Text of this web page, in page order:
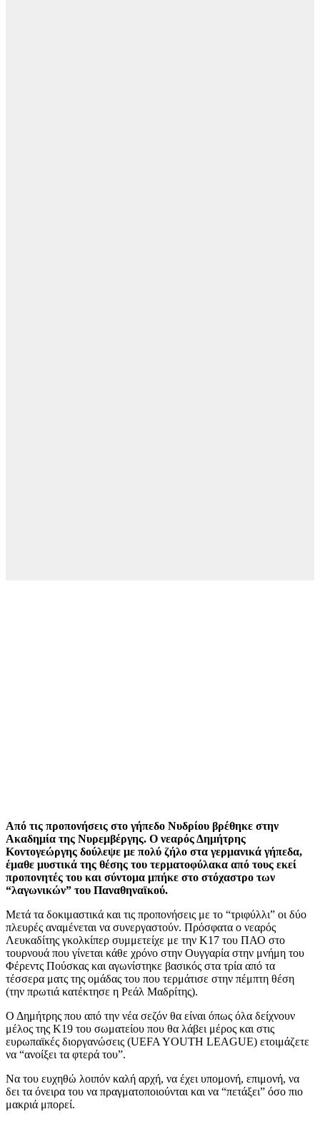
Από τις προπονήσεις στο γήπεδο Νυδρίου βρέθηκε στην
Ακαδημία της Νυρεμβέργης. Ο νεαρός Δημήτρης
Κοντογεώργης δούλεψε με πολύ ζήλο στα γερμανικά γήπεδα,
έμαθε μυστικά της θέσης του τερματοφύλακα από τους εκεί
προπονητές του και σύντομα μπήκε στο στόχαστρο των
“λαγωνικών” του Παναθηναϊκού.
Μετά τα δοκιμαστικά και τις προπονήσεις με το “τριφύλλι” οι δύο
πλευρές αναμένεται να συνεργαστούν. Πρόσφατα ο νεαρός
Λευκαδίτης γκολκίπερ συμμετείχε με την Κ17 του ΠΑΟ στο
τουρνουά που γίνεται κάθε χρόνο στην Ουγγαρία στην μνήμη του
Φέρεντς Πούσκας και αγωνίστηκε βασικός στα τρία από τα
τέσσερα ματς της ομάδας του που τερμάτισε στην πέμπτη θέση
(την πρωτιά κατέκτησε η Ρεάλ Μαδρίτης).
Ο Δημήτρης που από την νέα σεζόν θα είναι όπως όλα δείχνουν
μέλος της Κ19 του σωματείου που θα λάβει μέρος και στις
ευρωπαϊκές διοργανώσεις (UEFA YOUTH LEAGUE) ετοιμάζετε
να “ανοίξει τα φτερά του”.
Να του ευχηθώ λοιπόν καλή αρχή, να έχει υπομονή, επιμονή, να
δει τα όνειρα του να πραγματοποιούνται και να “πετάξει” όσο πιο
μακριά μπορεί.